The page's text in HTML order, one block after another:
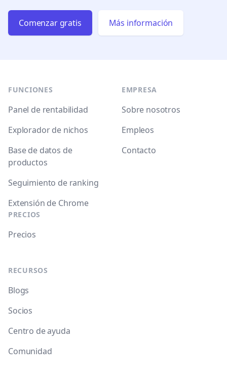
Comenzar gratis Más información
FUNCIONES
Panel de rentabilidad
Explorador de nichos
Base de datos de
productos
Seguimiento de ranking
Extensión de Chrome
PRECIOS
Precios
RECURSOS
Blogs
Socios
Centro de ayuda
Comunidad
EMPRESA
Sobre nosotros
Empleos
Contacto